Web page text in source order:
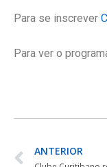
Para se inscrever
Para ver o
ANTERIOR